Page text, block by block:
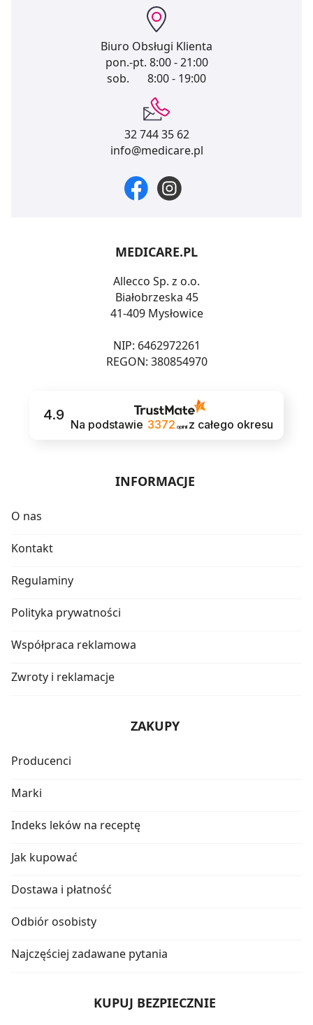
Biuro Obsługi Klienta
pon.-pt. 8:00 - 21:00
sob.
8:00 - 19:00
32 744 35 62
info@medicare.pl
MEDICARE.PL
Allecco Sp. z o.o.
Białobrzeska 45
41-409 Mysłowice
NIP: 6462972261
REGON: 380854970
4.9
Na podstawie 3372 opinii z całego okresu
INFORMACJE
O nas
Kontakt
Regulaminy
Polityka prywatności
Współpraca reklamowa
Zwroty i reklamacje
ZAKUPY
Producenci
Marki
Indeks leków na receptę
Jak kupować
Dostawa i płatność
Odbiór osobisty
Najczęściej zadawane pytania
KUPUJ BEZPIECZNIE